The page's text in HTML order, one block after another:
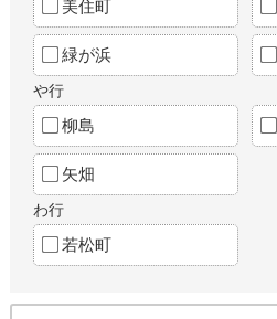
美住町
緑が浜
や行
柳島
矢畑
わ行
若松町